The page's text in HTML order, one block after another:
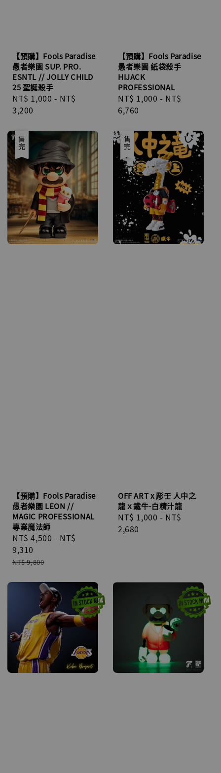
【預購】Fools Paradise
愚者樂園 SUP. PRO.
ESNTL // JOLLY CHILD
25 聖誕殺手
Regular
price
NT$ 1,000 - NT$
3,200
【預購】Fools Paradise
愚者樂園 紙袋殺手
HIJACK
PROFESSIONAL
Regular
price
NT$ 1,000 - NT$
6,760
優惠
售完
【預購】Fools Paradise
愚者樂園 LEON //
MAGIC PROFESSIONAL
專業魔法師
Sale
price
NT$ 4,500 - NT$
9,310
Regular
NT$ 9,800
售完
OFF ART x 彫壬 人中之
龍ｘ鐵牛-白精汁龍
Regular
price
NT$ 1,000 - NT$
2,680